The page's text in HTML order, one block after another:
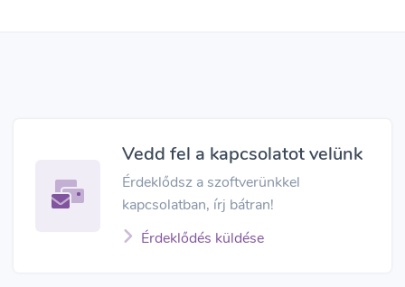
Vedd fel a kapcsolatot velünk
Érdeklődsz a szoftverünkkel
kapcsolatban, írj bátran!
Érdeklődés küldése